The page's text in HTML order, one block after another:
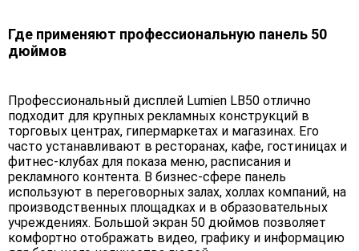
Где применяют профессиональную панель 50
дюймов
Профессиональный дисплей Lumien LB50 отлично
подходит для крупных рекламных конструкций в
торговых центрах, гипермаркетах и магазинах. Его
часто устанавливают в ресторанах, кафе, гостиницах и
фитнес-клубах для показа меню, расписания и
рекламного контента. В бизнес-сфере панель
используют в переговорных залах, холлах компаний, на
производственных площадках и в образовательных
учреждениях. Большой экран 50 дюймов позволяет
комфортно отображать видео, графику и информацию